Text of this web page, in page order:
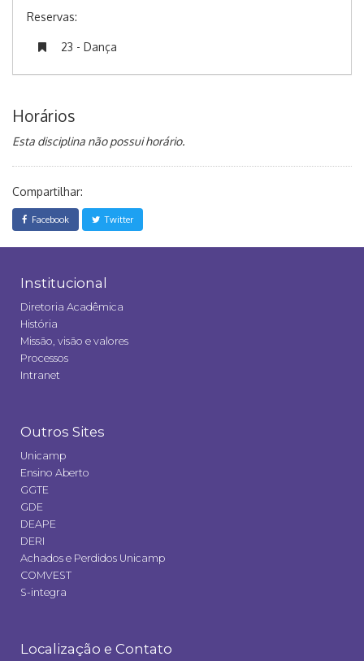
Reservas:
23 - Dança
Horários
Esta disciplina não possui horário.
Compartilhar:
Facebook Twitter
Institucional
Diretoria Acadêmica
História
Missão, visão e valores
Processos
Intranet
Outros Sites
Unicamp
Ensino Aberto
GGTE
GDE
DEAPE
DERI
Achados e Perdidos Unicamp
COMVEST
S-integra
Localização e Contato